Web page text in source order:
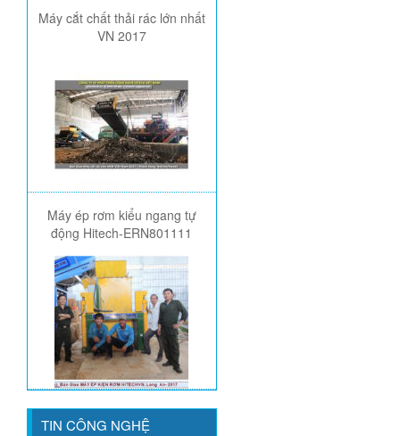
Máy cắt chất thải rác lớn nhất
VN 2017
Máy ép rơm kiểu ngang tự
động Hitech-ERN801111
TIN CÔNG NGHỆ